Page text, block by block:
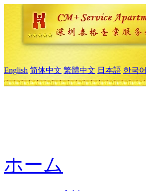
English 简体中文 繁體中文 日本語 한국어
ホーム